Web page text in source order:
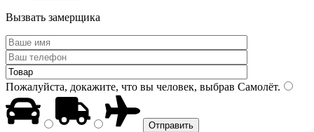
Вызвать замерщика
Пожалуйста, докажите, что вы человек, выбрав Самолёт.